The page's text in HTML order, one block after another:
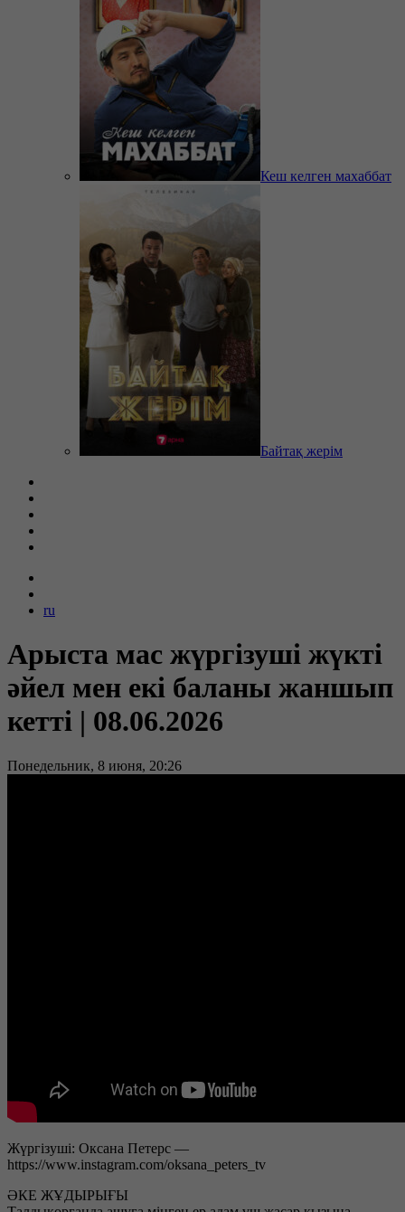
Кеш келген махаббат
Байтақ жерім
ru
Арыста мас жүргізуші жүкті
әйел мен екі баланы жаншып
кетті | 08.06.2026
Понедельник, 8 июня, 20:26
Жүргізуші: Оксана Петерс —
https://www.instagram.com/oksana_peters_tv
ӘКЕ ЖҰДЫРЫҒЫ